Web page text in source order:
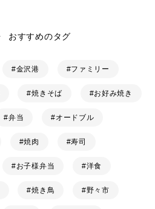
おすすめのタグ
金沢港 ファミリー
焼きそば お好み焼き
弁当 オードブル
焼肉 寿司
お子様弁当 洋食
焼き鳥 野々市